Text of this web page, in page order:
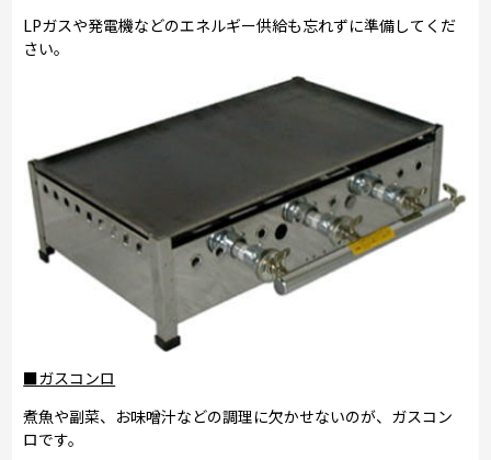
LPガスや発電機などのエネルギー供給も忘れずに準備してくだ
さい。
■ガスコンロ
煮魚や副菜、お味噌汁などの調理に欠かせないのが、ガスコン
ロです。